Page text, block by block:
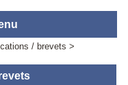
/ brevets >